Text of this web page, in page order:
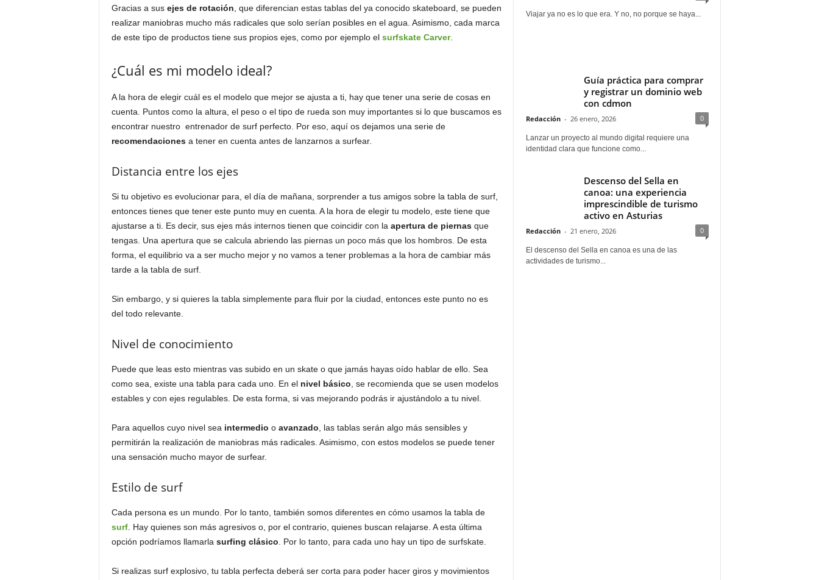
Gracias a susejes de rotación , que diferencian estas tablas del ya conocido skateboard, se pueden
realizar maniobras mucho más radicales que solo serían posibles en el agua. Asimismo, cada marca
de este tipo de productos tiene sus propios ejes, como por ejemplo el surfskate Carver.
¿Cuál es mi modelo ideal?
A la hora de elegir cuál es el modelo que mejor se ajusta a ti, hay que tener una serie de cosas en
cuenta. Puntos como la altura, el peso o el tipo de rueda son muy importantes si lo que buscamos es
encontrar nuestro entrenador de surf perfecto. Por eso, aquí os dejamos una serie de
recomendacionesa tener en cuenta antes de lanzarnos a surfear.
Distancia entre los ejes
Si tu objetivo es evolucionar para, el día de mañana, sorprender a tus amigos sobre la tabla de surf,
entonces tienes que tener este punto muy en cuenta. A la hora de elegir tu modelo, este tiene que
ajustarse a ti. Es decir, sus ejes más internos tienen que coincidir con la apertura de piernasque
tengas. Una apertura que se calcula abriendo las piernas un poco más que los hombros. De esta
forma, el equilibrio va a ser mucho mejor y no vamos a tener problemas a la hora de cambiar más
tarde a la tabla de surf.
Sin embargo, y si quieres la tabla simplemente para fluir por la ciudad, entonces este punto no es
del todo relevante.
Nivel de conocimiento
Puede que leas esto mientras vas subido en un skate o que jamás hayas oído hablar de ello. Sea
como sea, existe una tabla para cada uno. En el nivel básico , se recomienda que se usen modelos
estables y con ejes regulables. De esta forma, si vas mejorando podrás ir ajustándolo a tu nivel.
Para aquellos cuyo nivel sea intermedio o avanzado , las tablas serán algo más sensibles y
permitirán la realización de maniobras más radicales. Asimismo, con estos modelos se puede tener
una sensación mucho mayor de surfear.
Estilo de surf
Cada persona es un mundo. Por lo tanto, también somos diferentes en cómo usamos la tabla de
surf. Hay quienes son más agresivos o, por el contrario, quienes buscan relajarse. A esta última
opción podríamos llamarla surfing clásico . Por lo tanto, para cada uno hay un tipo de surfskate.
Si realizas surf explosivo, tu tabla perfecta deberá ser corta para poder hacer giros y movimientos
Viajar ya no es lo que era. Y no, no porque se haya...
Guía práctica para comprar
y registrar un dominio web
con cdmon
Redacción - 26 enero, 2026 0
Lanzar un proyecto al mundo digital requiere una
identidad clara que funcione como...
Descenso del Sella en
canoa: una experiencia
imprescindible de turismo
activo en Asturias
Redacción - 21 enero, 2026 0
El descenso del Sella en canoa es una de las
actividades de turismo...